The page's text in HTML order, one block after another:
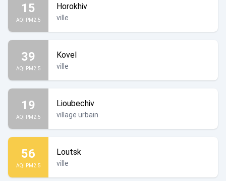
15
AQI PM2.5
Horokhiv
ville
39
AQI PM2.5
Kovel
ville
19
AQI PM2.5
Lioubechiv
village urbain
56
AQI PM2.5
Loutsk
ville